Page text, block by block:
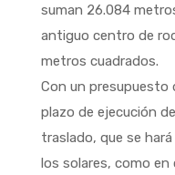
suman 26.084
antiguo centro de
metros cuadrados.
Con un presupuesto
plazo de ejecución
traslado, que se
los solares, como en